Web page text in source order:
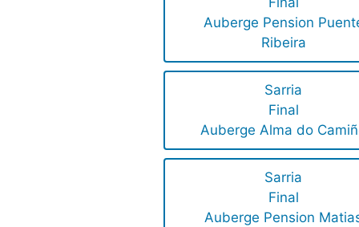
Auberge Pension
Ribeira
Sarria
Final
Auberge Alma do
Sarria
Final
Auberge Pension